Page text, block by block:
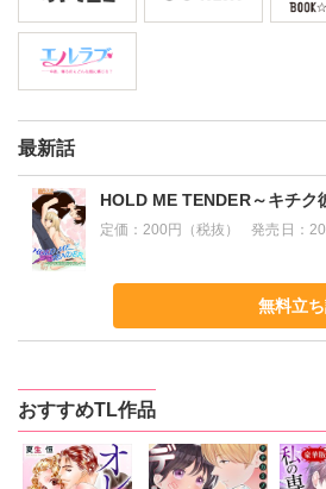
最新話
HOLD ME TENDER～キチク
定価：200円（税抜） 発売日：
無料立
おすすめTL作品